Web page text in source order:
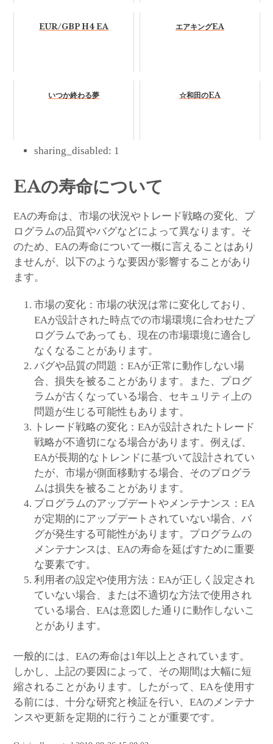
EUR/GBP H4 EA エアキングEA
いつか終わる夢 ☆和田のEA
sharing_disabled: 1
EAの寿命について
EAの寿命は、市場の状況やトレード戦略の変化、プ
ログラムの品質やバグなどによって異なります。そ
のため、EAの寿命について一概に言えることはあり
ませんが、以下のような要因が影響することがあり
ます。
市場の変化：市場の状況は常に変化しており、
EAが設計された時点での市場環境に合わせたプ
ログラムであっても、現在の市場環境に適合し
なくなることがあります。
バグや品質の問題：EAが正常に動作しない場
合、損失を被ることがあります。また、プログ
ラムが古くなっている場合、セキュリティ上の
問題が生じる可能性もあります。
トレード戦略の変化：EAが設計されたトレード
戦略が不適切になる場合があります。例えば、
EAが長期的なトレンドに基づいて設計されてい
たが、市場が側面移動する場合、そのプログラ
ムは損失を被ることがあります。
プログラムのアップデートやメンテナンス：EA
が定期的にアップデートされていない場合、バ
グが発生する可能性があります。プログラムの
メンテナンスは、EAの寿命を延ばすために重要
な要素です。
利用者の設定や使用方法：EAが正しく設定され
ていない場合、または不適切な方法で使用され
ている場合、EAは意図した通りに動作しないこ
とがあります。
一般的には、EAの寿命は1年以上とされています。
しかし、上記の要因によって、その期間は大幅に短
縮されることがあります。したがって、EAを使用す
る前には、十分な研究と検証を行い、EAのメンテナ
ンスや更新を定期的に行うことが重要です。